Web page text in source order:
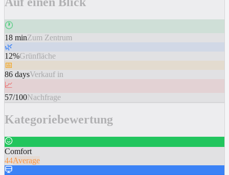
🕐
18 minZum Zentrum
🌿
12%Grünfläche
📅
86 daysVerkauf in
📈
57/100Nachfrage
Kategoriebewertung
Comfort
44Average